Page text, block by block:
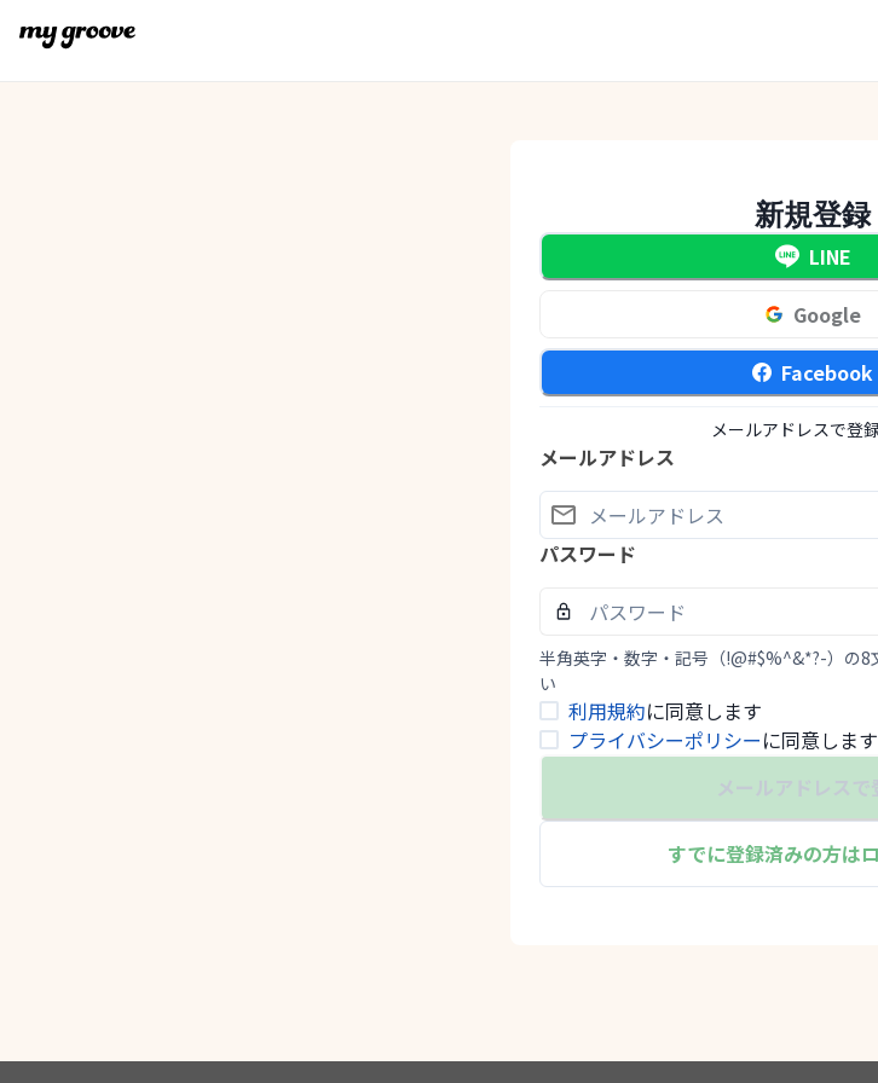
新規登録
LINE
Google
Facebook
メールアドレスで登
メールアドレス
パスワード
半角英字・数字・記号（!@#$%^&*?-）の8
い
利用規約に同意します
プライバシーポリシーに同意します
メールアドレスで
すでに登録済みの方は